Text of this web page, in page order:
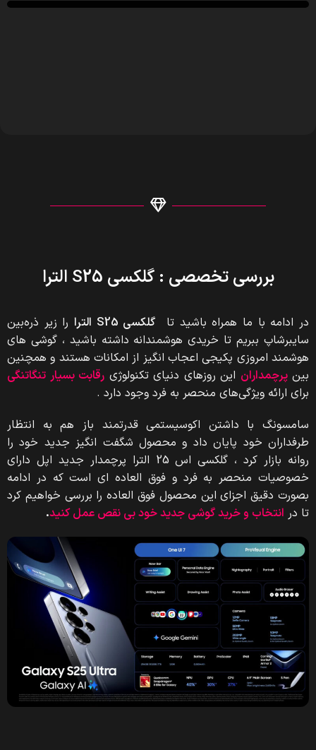
بررسی تخصصی : گلکسی S25 الترا
در ادامه با ما همراه باشید تا گلکسی S25 الترا
را زیر ذره‌بین
سایبرشاپ ببریم تا خریدی هوشمندانه داشته باشید ، گوشی های
هوشمند امروزی پکیجی اعجاب انگیز از امکانات هستند و همچنین
بینپرچمداران این روزهای دنیای تکنولوژی رقابت بسیار تنگاتنگی
برای ارائه ویژگی‌های منحصر به فرد وجود دارد .
سامسونگ با داشتن اکوسیستمی قدرتمند باز هم به انتظار
طرفداران خود پایان داد و محصول شگفت انگیز جدید خود را
روانه بازار کرد ، گلکسی اس 25 الترا پرچمدار جدید اپل دارای
خصوصیات منحصر به فرد و فوق العاده ای است که در ادامه
بصورت دقیق اجزای این محصول فوق العاده را بررسی خواهیم کرد
تا در انتخاب و خرید گوشی جدید خود بی نقص عمل کنید.